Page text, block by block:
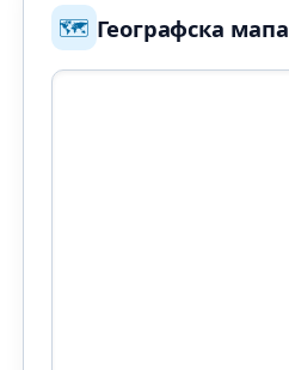
🗺️ Географска мапа